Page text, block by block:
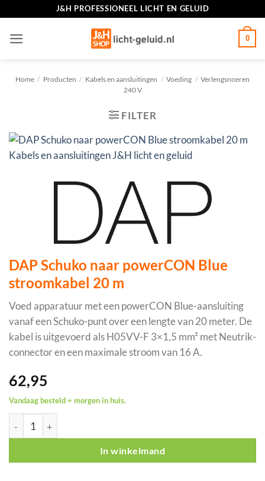
inhoud
J&H PROFESSIONEEL LICHT EN GELUID
0
Home / Producten / Kabels en aansluitingen / Voeding / Verlengsnoeren
240 V
FILTER
DAP Schuko naar powerCON Blue
stroomkabel 20 m
Voed apparatuur met een powerCON Blue-aansluiting
vanaf een Schuko-punt over een lengte van 20 meter. De
kabel is uitgevoerd als H05VV-F 3×1,5 mm² met Neutrik-
connector en een maximale stroom van 16 A.
62,95
Vandaag besteld = morgen in huis.
DAP Schuko naar powerCON Blue stroomkabel 20 m aantal
In winkelmand